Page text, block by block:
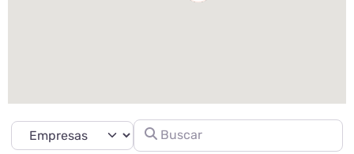
Seleccionar el formulario de búsqueda
Buscar